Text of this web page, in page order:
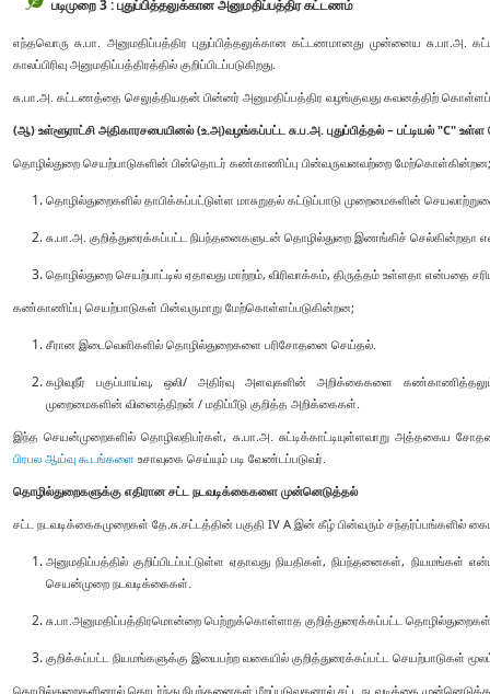
படிமுறை 3 : புதுப்பித்தலுக்கான அனுமதிப்பத்திர கட்டணம்
எந்தவொரு சு.பா. அனுமதிப்பத்திர புதுப்பித்தலுக்கான கட்டணமானது முன்னைய சு.பா.அ.
காலப்பிரிவு அனுமதிப்பத்திரத்தில் குறிப்பிடப்படுகிறது.
சு.பா.அ. கட்டணத்தை செலுத்தியதன் பின்னர் அனுமதிப்பத்திர வழங்குவது கவனத்திற்
(ஆ) உள்ளூராட்சி அதிகாரசபையினல் (உ.அ)வழங்கப்பட்ட சு.ப.அ. புதுப்பித்தல் – பட்டியல் "C"
தொழில்துறை செயற்பாடுகளின் பின்தொடர் கண்காணிப்பு பின்வருவனவற்றை மேற்கொள்கின்றன;
தொழில்துறைகளில் தாபிக்கப்பட்டுள்ள மாசுறுதல் கட்டுப்பாடு முறைமைகளின்
சு.பா.அ. குறித்துரைக்கப்பட்ட நிபந்தனைகளுடன் தொழில்துறை இணங்கிச்
தொழில்துறை செயற்பாட்டில் ஏதாவது மாற்றம், விரிவாக்கம், திருத்தம் உள்ளதா என்பதை
கண்காணிப்பு செயற்பாடுகள் பின்வருமாறு மேற்கொள்ளப்படுகின்றன;
சீரான இடைவெளிகளில் தொழில்துறைகளை பரிசோதனை செய்தல்.
கழிவுநீர் பகுப்பாய்வு, ஒலி/ அதிர்வு அளவுகளின் அறிக்கைகளை
முறைமைகளின் வினைத்திறன் / மதிப்பீடு குறித்த அறிக்கைகள்.
இந்த செயன்முறைகளில் தொழிலதிபர்கள், சு.பா.அ. சுட்டிக்காட்டியுள்ளவாறு அத்தகைய
பிரபல ஆய்வு கூடங்களை உசாவுகை செய்யும் படி வேண்டப்படுவர்.
தொழில்துறைகளுக்கு எதிரான சட்ட நடவடிக்கைகளை முன்னெடுத்தல்
சட்ட நடவடிக்கைகமுறைகள் தே.சு.சட்டத்தின் பகுதி IV A இன் கீழ் பின்வரும் சந்தர்ப்பங்களில்
அனுமதிப்பத்தில் குறிப்பிடப்பட்டுள்ள ஏதாவது நியதிகள், நிபந்தனைகள், நியமங்கள்
செயன்முறை நடவடிக்கைகள்.
சு.பா.அனுமதிப்பத்திரமொன்றை பெற்றுக்கொள்ளாத குறித்துரைக்கப்பட்ட
குறிக்கப்பட்ட நியமங்களுக்கு இயைபற்ற வகையில் குறித்துரைக்கப்பட்ட செயற்பாடுகள்
தொழில்துறைகளினால் தொடர்ந்து நிபந்தனைகள் மீறப்படுவதனால் சட்ட நடவடிக்கை